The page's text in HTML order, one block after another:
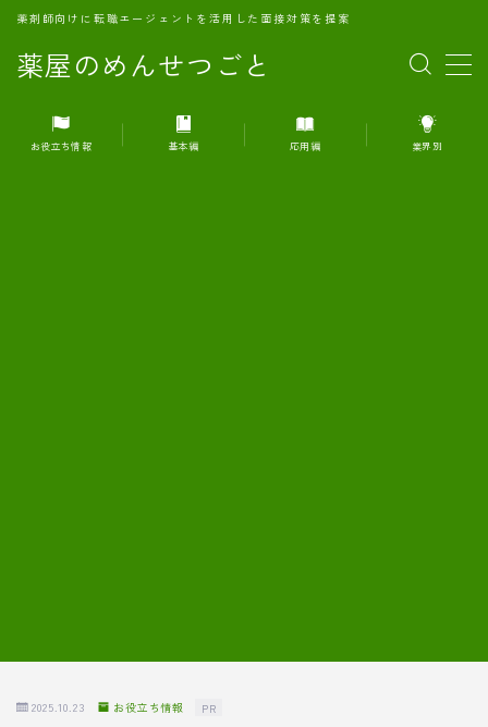
薬屋のめんせつごと
薬剤師向けに転職エージェントを活用した面接対策を提案
MENU
1.転職エージェントとは何か？
お役立ち情報 基本編 応用編 業界別
2025.10.23 お役立ち情報 PR